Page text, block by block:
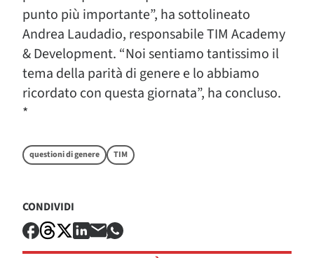
punto più importante”, ha sottolineato
Andrea Laudadio, responsabile TIM Academy
& Development. “Noi sentiamo tantissimo il
tema della parità di genere e lo abbiamo
ricordato con questa giornata”, ha concluso.
*
questioni di genere TIM
CONDIVIDI